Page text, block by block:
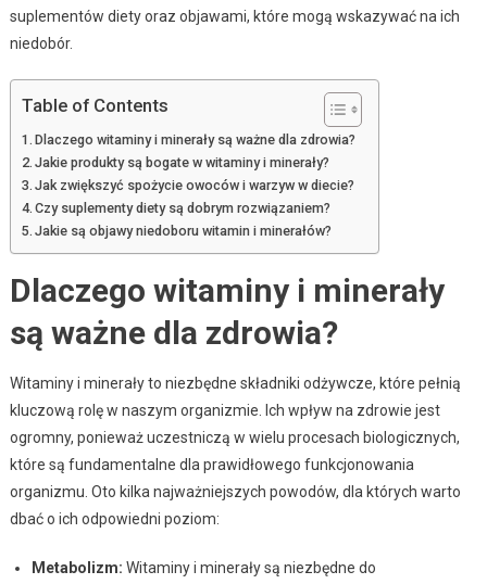
suplementów diety oraz objawami, które mogą wskazywać na ich
niedobór.
Table of Contents
Dlaczego witaminy i minerały są ważne dla zdrowia?
Jakie produkty są bogate w witaminy i minerały?
Jak zwiększyć spożycie owoców i warzyw w diecie?
Czy suplementy diety są dobrym rozwiązaniem?
Jakie są objawy niedoboru witamin i minerałów?
Dlaczego witaminy i minerały
są ważne dla zdrowia?
Witaminy i minerały to niezbędne składniki odżywcze, które pełnią
kluczową rolę w naszym organizmie. Ich wpływ na zdrowie jest
ogromny, ponieważ uczestniczą w wielu procesach biologicznych,
które są fundamentalne dla prawidłowego funkcjonowania
organizmu. Oto kilka najważniejszych powodów, dla których warto
dbać o ich odpowiedni poziom:
Metabolizm: Witaminy i minerały są niezbędne do